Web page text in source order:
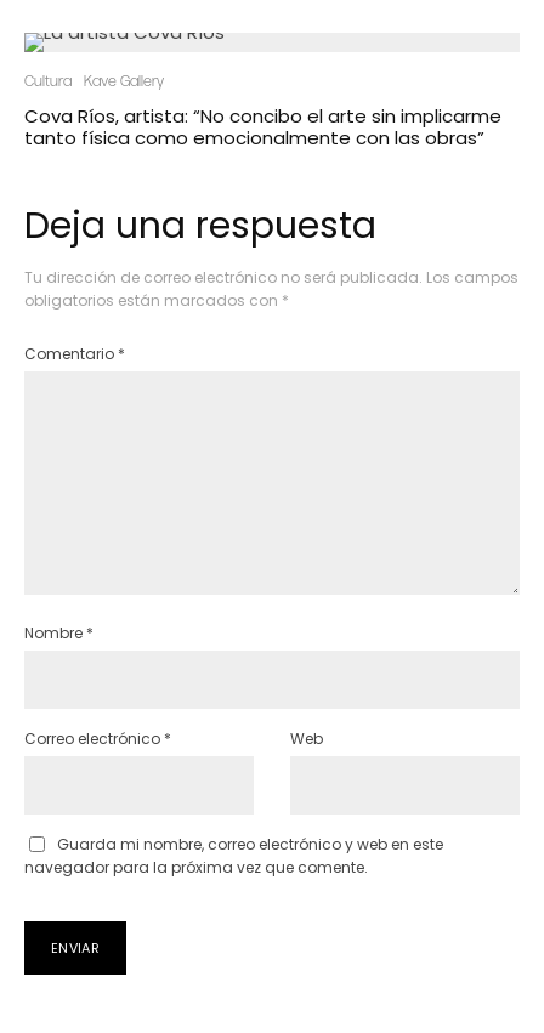
Cultura Kave Gallery
Cova Ríos, artista: “No concibo el arte sin implicarme
tanto física como emocionalmente con las obras”
Deja una respuesta
Tu dirección de correo electrónico no será publicada. Los campos
obligatorios están marcados con *
Comentario *
Nombre *
Correo electrónico * Web
Guarda mi nombre, correo electrónico y web en este
navegador para la próxima vez que comente.